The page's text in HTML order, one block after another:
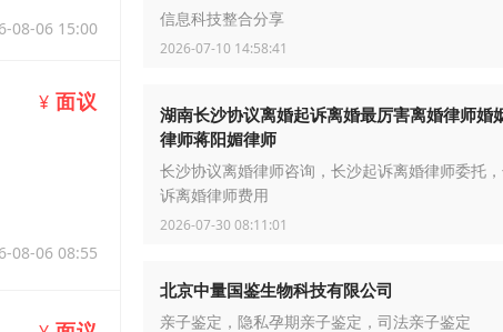
08-06 15:00
¥ 面议
08-06 08:55
信息科技整合分享
2026-07-10 14:58:41
湖南长沙协议离婚起诉离婚最厉害离婚律师婚
律师蒋阳媚律师
长沙协议离婚律师咨询，长沙起诉离婚律师委托
诉离婚律师费用
2026-07-30 08:11:01
北京中量国鉴生物科技有限公司
亲子鉴定，隐私孕期亲子鉴定，司法亲子鉴定